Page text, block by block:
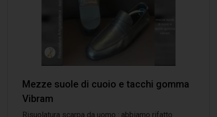
Mezze suole di cuoio e tacchi gomma
Vibram
Risuolatura scarpa da uomo : abbiamo rifatto